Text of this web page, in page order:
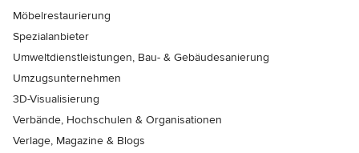
Möbelrestaurierung
Spezialanbieter
Umweltdienstleistungen, Bau- & Gebäudesanierung
Umzugsunternehmen
3D-Visualisierung
Verbände, Hochschulen & Organisationen
Verlage, Magazine & Blogs